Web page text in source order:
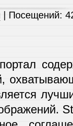
| Посещений: